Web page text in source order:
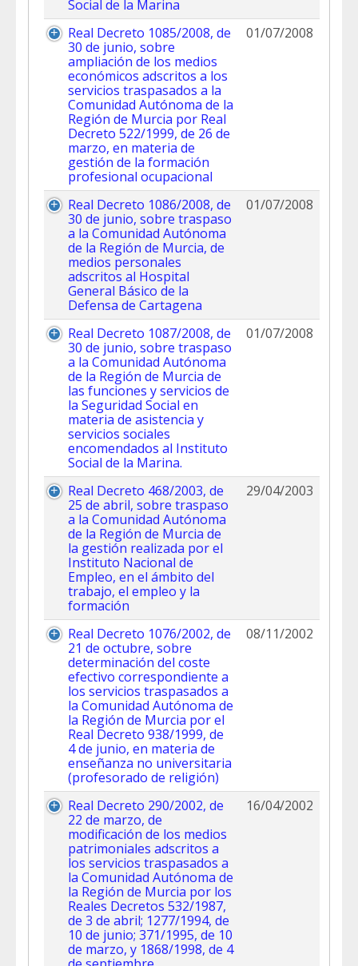
Social de la Marina
Real Decreto 1085/2008, de
30 de junio, sobre
ampliación de los medios
económicos adscritos a los
servicios traspasados a la
Comunidad Autónoma de la
Región de Murcia por Real
Decreto 522/1999, de 26 de
marzo, en materia de
gestión de la formación
profesional ocupacional
01/07/2008
Real Decreto 1086/2008, de
30 de junio, sobre traspaso
a la Comunidad Autónoma
de la Región de Murcia, de
medios personales
adscritos al Hospital
General Básico de la
Defensa de Cartagena
01/07/2008
Real Decreto 1087/2008, de
30 de junio, sobre traspaso
a la Comunidad Autónoma
de la Región de Murcia de
las funciones y servicios de
la Seguridad Social en
materia de asistencia y
servicios sociales
encomendados al Instituto
Social de la Marina.
01/07/2008
Real Decreto 468/2003, de
25 de abril, sobre traspaso
a la Comunidad Autónoma
de la Región de Murcia de
la gestión realizada por el
Instituto Nacional de
Empleo, en el ámbito del
trabajo, el empleo y la
formación
29/04/2003
Real Decreto 1076/2002, de
21 de octubre, sobre
determinación del coste
efectivo correspondiente a
los servicios traspasados a
la Comunidad Autónoma de
la Región de Murcia por el
Real Decreto 938/1999, de
4 de junio, en materia de
enseñanza no universitaria
(profesorado de religión)
08/11/2002
Real Decreto 290/2002, de
22 de marzo, de
modificación de los medios
patrimoniales adscritos a
los servicios traspasados a
la Comunidad Autónoma de
la Región de Murcia por los
Reales Decretos 532/1987,
de 3 de abril; 1277/1994, de
10 de junio; 371/1995, de 10
de marzo, y 1868/1998, de 4
16/04/2002